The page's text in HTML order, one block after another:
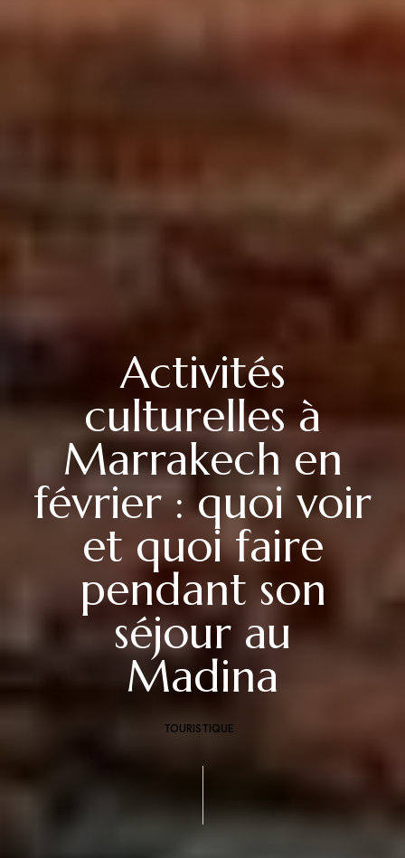
Activités
culturelles à
Marrakech en
février : quoi voir
et quoi faire
pendant son
séjour au
Madina
TOURISTIQUE